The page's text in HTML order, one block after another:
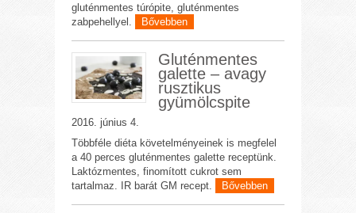
gluténmentes túrópite, gluténmentes
zabpehellyel.
Bővebben
Gluténmentes
galette – avagy
rusztikus
gyümölcspite
2016. június 4.
Többféle diéta követelményeinek is megfelel
a 40 perces gluténmentes galette receptünk.
Laktózmentes, finomított cukrot sem
tartalmaz. IR barát GM recept.
Bővebben